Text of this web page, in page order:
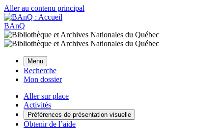
Aller au contenu principal
BAnQ
Menu
Recherche
Mon dossier
Aller sur place
Activités
Préférences de présentation visuelle
Obtenir de l’aide